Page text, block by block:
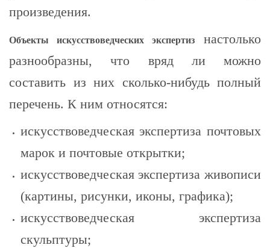
произведения.
Объекты искусствоведческих экспертиз
настолько
разнообразны, что вряд ли можно
составить из них сколько-нибудь полный
перечень. К ним относятся:
искусствоведческая экспертиза почтовых
марок и почтовые открытки;
искусствоведческая экспертиза живописи
(картины, рисунки, иконы, графика);
искусствоведческая экспертиза
скульптуры;